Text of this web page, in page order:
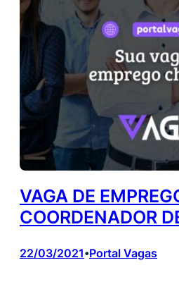
VAGA DE
COORDENADOR
22/03/2021•Portal Vagas